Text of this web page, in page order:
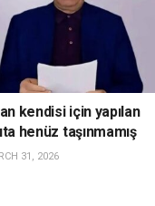
kendisi için yapılan
henüz taşınmamış
31, 2026